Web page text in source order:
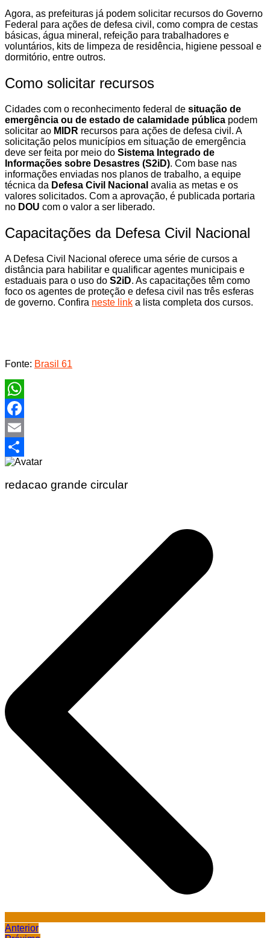
Agora, as prefeituras já podem solicitar recursos do Governo
Federal para ações de defesa civil, como compra de cestas
básicas, água mineral, refeição para trabalhadores e
voluntários, kits de limpeza de residência, higiene pessoal e
dormitório, entre outros.
Como solicitar recursos
Cidades com o reconhecimento federal de situação de
emergência ou de estado de calamidade pública podem
solicitar ao MIDR recursos para ações de defesa civil. A
solicitação pelos municípios em situação de emergência
deve ser feita por meio do Sistema Integrado de
Informações sobre Desastres (S2iD). Com base nas
informações enviadas nos planos de trabalho, a equipe
técnica da Defesa Civil Nacional avalia as metas e os
valores solicitados. Com a aprovação, é publicada portaria
no DOU com o valor a ser liberado.
Capacitações da Defesa Civil Nacional
A Defesa Civil Nacional oferece uma série de cursos a
distância para habilitar e qualificar agentes municipais e
estaduais para o uso do S2iD. As capacitações têm como
foco os agentes de proteção e defesa civil nas três esferas
de governo. Confira neste link a lista completa dos cursos.
Fonte: Brasil 61
WhatsApp
Facebook
Email
Share
redacao grande circular
Anterior